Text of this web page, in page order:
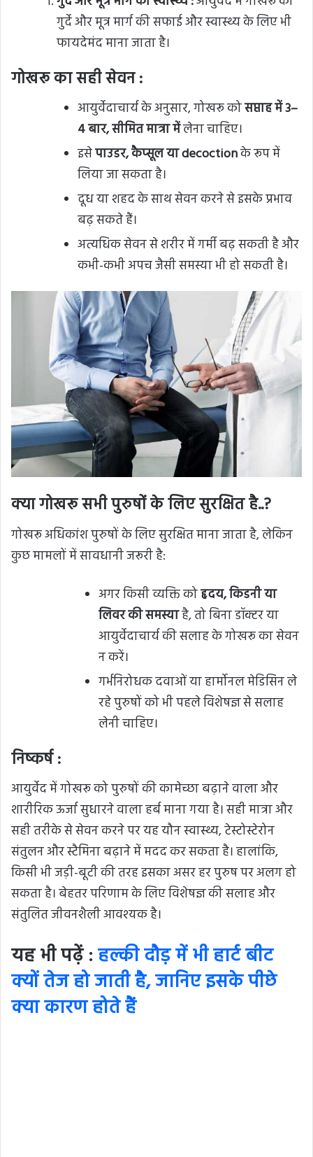
गुर्दे और मूत्र मार्ग की सफाई और स्वास्थ्य के लिए भी
फायदेमंद माना जाता है।
गोखरू का सही सेवन :
आयुर्वेदाचार्य के अनुसार, गोखरू कोसप्ताह में 3–
4 बार, सीमित मात्रा मेंलेना चाहिए।
इसेपाउडर, कैप्सूल या decoctionके रूप में
लिया जा सकता है।
दूध या शहद के साथ सेवन करने से इसके प्रभाव
बढ़ सकते हैं।
अत्यधिक सेवन से शरीर में गर्मी बढ़ सकती है और
कभी-कभी अपच जैसी समस्या भी हो सकती है।
क्या गोखरू सभी पुरुषों के लिए सुरक्षित है..?
गोखरू अधिकांश पुरुषों के लिए सुरक्षित माना जाता है, लेकिन
कुछ मामलों में सावधानी जरूरी है:
अगर किसी व्यक्ति कोहृदय, किडनी या
लिवर की समस्याहै, तो बिना डॉक्टर या
आयुर्वेदाचार्य की सलाह के गोखरू का सेवन
न करें।
गर्भनिरोधक दवाओं या हार्मोनल मेडिसिन ले
रहे पुरुषों को भी पहले विशेषज्ञ से सलाह
लेनी चाहिए।
निष्कर्ष :
आयुर्वेद में गोखरू को पुरुषों की कामेच्छा बढ़ाने वाला और
शारीरिक ऊर्जा सुधारने वाला हर्ब माना गया है। सही मात्रा और
सही तरीके से सेवन करने पर यह यौन स्वास्थ्य, टेस्टोस्टेरोन
संतुलन और स्टैमिना बढ़ाने में मदद कर सकता है। हालांकि,
किसी भी जड़ी-बूटी की तरह इसका असर हर पुरुष पर अलग हो
सकता है। बेहतर परिणाम के लिए विशेषज्ञ की सलाह और
संतुलित जीवनशैली आवश्यक है।
यह भी पढ़ें :हल्की दौड़ में भी हार्ट बीट
क्यों तेज हो जाती है, जानिए इसके पीछे
क्या कारण होते हैं